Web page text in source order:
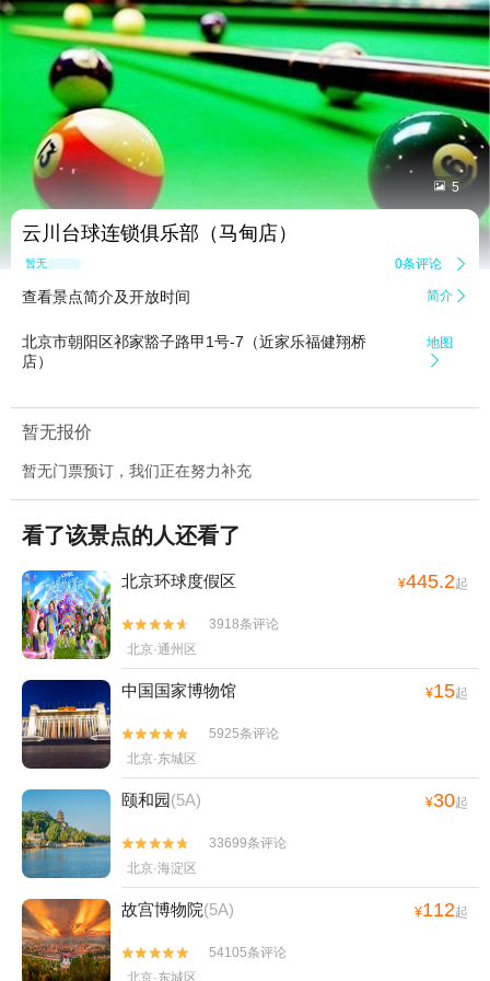
 5
云川台球连锁俱乐部（马甸店）
暂无点评 0条评论 
查看景点简介及开放时间 简介 
北京市朝阳区祁家豁子路甲1号-7（近家乐福健翔桥
店）
地图

暂无报价
暂无门票预订，我们正在努力补充
看了该景点的人还看了
北京环球度假区 ¥445.2起


3918条评论
北京·通州区
中国国家博物馆 ¥15起


5925条评论
北京·东城区
颐和园(5A) ¥30起


33699条评论
北京·海淀区
故宫博物院(5A) ¥112起


54105条评论
